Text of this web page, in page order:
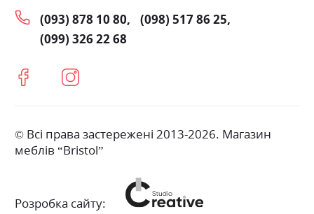
(093) 878 10 80
(098) 517 86 25
(099) 326 22 68
© Всі права застережені 2013-2026. Магазин
меблів “Bristol”
Розробка сайту: